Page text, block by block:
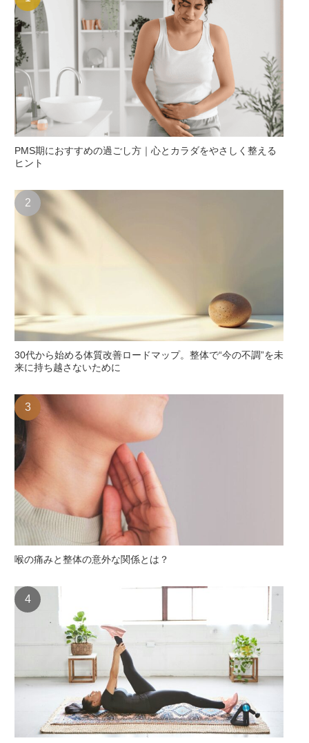
PMS期におすすめの過ごし方｜心とカラダをやさしく整える
ヒント
30代から始める体質改善ロードマップ。整体で“今の不調”を未
来に持ち越さないために
喉の痛みと整体の意外な関係とは？